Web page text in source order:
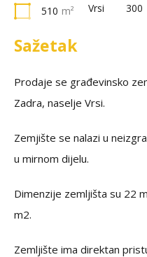
510 m² Vrsi 300
Sažetak
Prodaje se građevinsko
Zadra, naselje Vrsi.
Zemjište se nalazi u
u mirnom dijelu.
Dimenzije zemljišta su 22
m2.
Zemljište ima direktan